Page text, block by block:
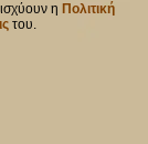
η Πολιτική
του.